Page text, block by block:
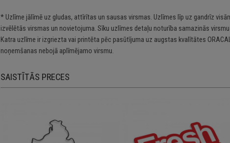
* Uzlīme jālīmē uz gludas, attīrītas un sausas virsmas. Uzlīmes līp uz gandrīz
izvēlētās virsmas un novietojuma. Sīku uzlīmes detaļu noturība samazinās
Katra uzlīme ir izgriezta vai printēta pēc pasūtījuma uz augstas kvalītātes
noņemšanas nebojā aplīmējamo virsmu.
SAISTĪTĀS PRECES